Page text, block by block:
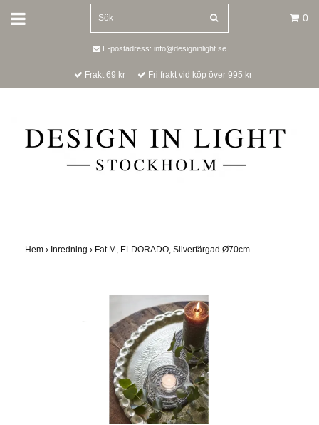
0
E-postadress: info@designinlight.se
Frakt 69 kr Fri frakt vid köp över 995 kr
Hem › Inredning › Fat M, ELDORADO, Silverfärgad Ø70cm